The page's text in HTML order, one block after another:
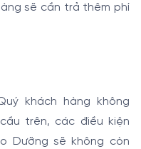
sẽ cần trả thêm phí
khách hàng không
trên, các điều kiện
Dưỡng sẽ không còn